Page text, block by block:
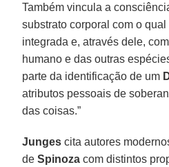
Também vincula a
substrato corporal com o
integrada e, através dele,
humano e das outras
parte da identificação de um
atributos pessoais de
das coisas.”
Junges cita autores
deSpinoza com distintos